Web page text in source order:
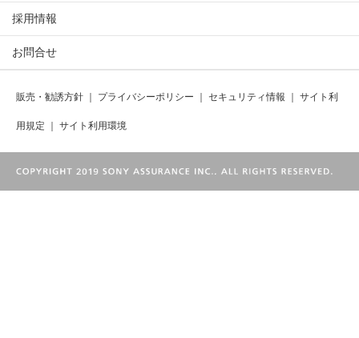
採用情報
お問合せ
販売・勧誘方針 プライバシーポリシー セキュリティ情報 サイト利
用規定 サイト利用環境